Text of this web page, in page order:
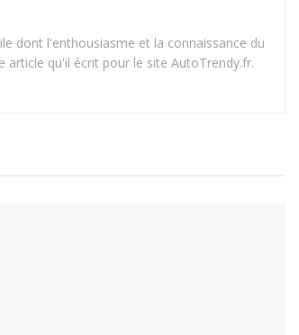
dont l'enthousiasme et la connaissance du
qu'il écrit pour le site AutoTrendy.fr.